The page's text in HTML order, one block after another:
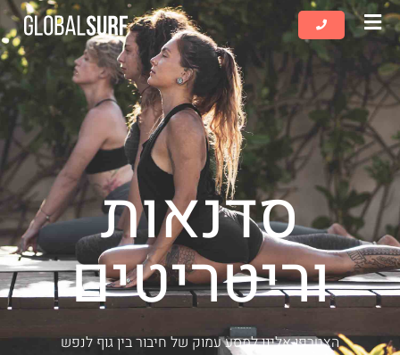
שִׂים
לֵב:
בְּאֲתָר
זֶה
מֻפְעֶלֶת
מַעֲרֶכֶת
נָגִישׁ
בִּקְלִיק
הַמְּסַיַּעַת
לִנְגִישׁוּת
הָאֲתָר.
סדנאות
וריטריטים
הצטרפו אלינו למסע עמוק של חיבור בין גוף לנפש